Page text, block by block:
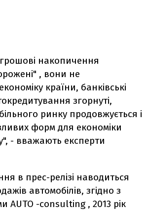
накопичення
, вони не
країни, банківські
згорнуті,
ринку продовжується і
форм для економіки
- вважають експерти
в прес-релізі наводиться
автомобілів, згідно з
AUTO -consulting , 2013 рік